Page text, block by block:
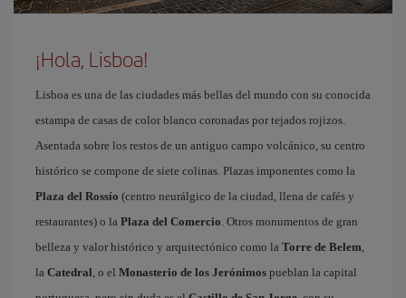
¡Hola, Lisboa!
Lisboa es una de las ciudades más bellas del mundo con su conocida
estampa de casas de color blanco coronadas por tejados rojizos.
Asentada sobre los restos de un antiguo campo volcánico, su centro
histórico se compone de siete colinas. Plazas imponentes como la
Plaza del Rossío (centro neurálgico de la ciudad, llena de cafés y
restaurantes) o la Plaza del Comercio . Otros monumentos de gran
belleza y valor histórico y arquitectónico como la Torre de Belem
la Catedral , o el Monasterio de los Jerónimos pueblan la capital